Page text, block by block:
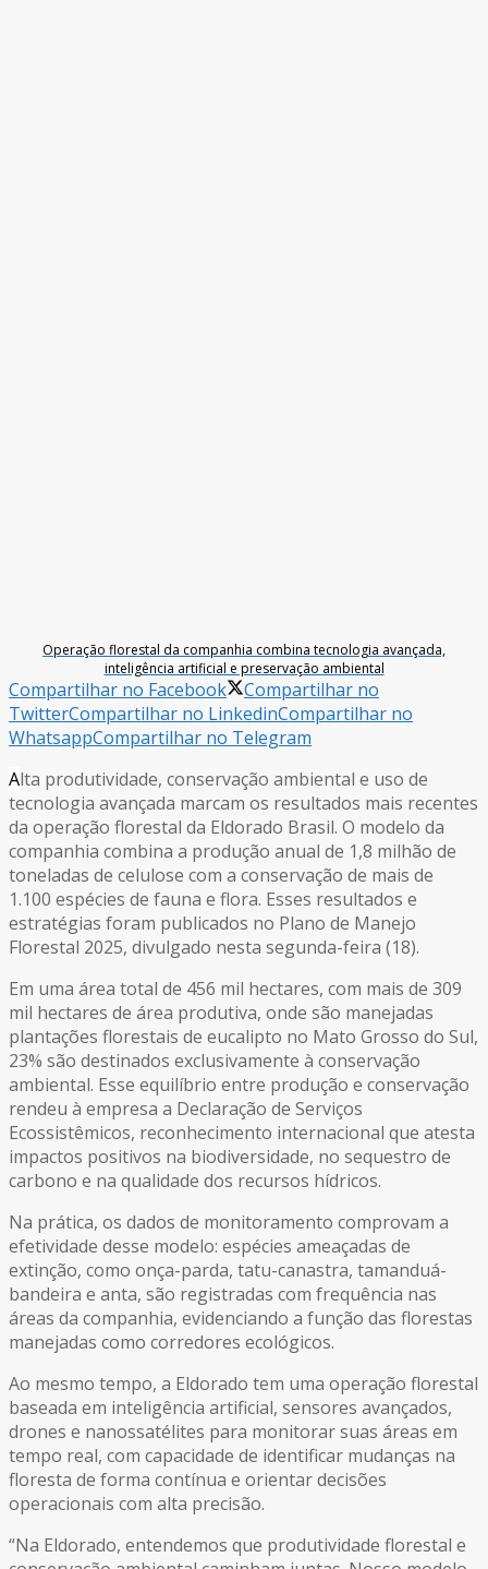
Operação florestal da companhia combina tecnologia avançada,
inteligência artificial e preservação ambiental
Compartilhar no Facebook
Compartilhar no
TwitterCompartilhar no LinkedinCompartilhar no
WhatsappCompartilhar no Telegram
Alta produtividade, conservação ambiental e uso de
tecnologia avançada marcam os resultados mais recentes
da operação florestal da Eldorado Brasil. O modelo da
companhia combina a produção anual de 1,8 milhão de
toneladas de celulose com a conservação de mais de
1.100 espécies de fauna e flora. Esses resultados e
estratégias foram publicados no Plano de Manejo
Florestal 2025, divulgado nesta segunda-feira (18).
Em uma área total de 456 mil hectares, com mais de 309
mil hectares de área produtiva, onde são manejadas
plantações florestais de eucalipto no Mato Grosso do Sul,
23% são destinados exclusivamente à conservação
ambiental. Esse equilíbrio entre produção e conservação
rendeu à empresa a Declaração de Serviços
Ecossistêmicos, reconhecimento internacional que atesta
impactos positivos na biodiversidade, no sequestro de
carbono e na qualidade dos recursos hídricos.
Na prática, os dados de monitoramento comprovam a
efetividade desse modelo: espécies ameaçadas de
extinção, como onça-parda, tatu-canastra, tamanduá-
bandeira e anta, são registradas com frequência nas
áreas da companhia, evidenciando a função das florestas
manejadas como corredores ecológicos.
Ao mesmo tempo, a Eldorado tem uma operação florestal
baseada em inteligência artificial, sensores avançados,
drones e nanossatélites para monitorar suas áreas em
tempo real, com capacidade de identificar mudanças na
floresta de forma contínua e orientar decisões
operacionais com alta precisão.
“Na Eldorado, entendemos que produtividade florestal e